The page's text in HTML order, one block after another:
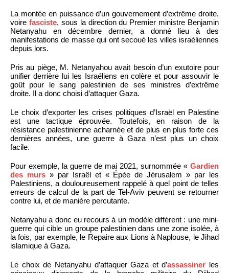
La montée en puissance d’un gouvernement d’extrême droite,
voire fasciste, sous la direction du Premier ministre Benjamin
Netanyahu en décembre dernier, a donné lieu à des
manifestations de masse qui ont secoué les villes israéliennes
depuis lors.
Pris au piège, M. Netanyahou avait besoin d’un exutoire pour
unifier derrière lui les Israéliens en colère et pour assouvir le
goût pour le sang palestinien de ses ministres d’extrême
droite. Il a donc choisi d’attaquer Gaza.
Le choix d’exporter les crises politiques d’Israël en Palestine
est une tactique éprouvée. Toutefois, en raison de la
résistance palestinienne acharnée et de plus en plus forte ces
dernières années, une guerre à Gaza n’est plus un choix
facile.
Pour exemple, la guerre de mai 2021, surnommée « Gardien
des murs» par Israël et « Épée de Jérusalem » par les
Palestiniens, a douloureusement rappelé à quel point de telles
erreurs de calcul de la part de Tel-Aviv peuvent se retourner
contre lui, et de manière percutante.
Netanyahu a donc eu recours à un modèle différent : une mini-
guerre qui cible un groupe palestinien dans une zone isolée, à
la fois, par exemple, le Repaire aux Lions à Naplouse, le Jihad
islamique à Gaza.
Le choix de Netanyahu d’attaquer Gaza et d’assassiner les